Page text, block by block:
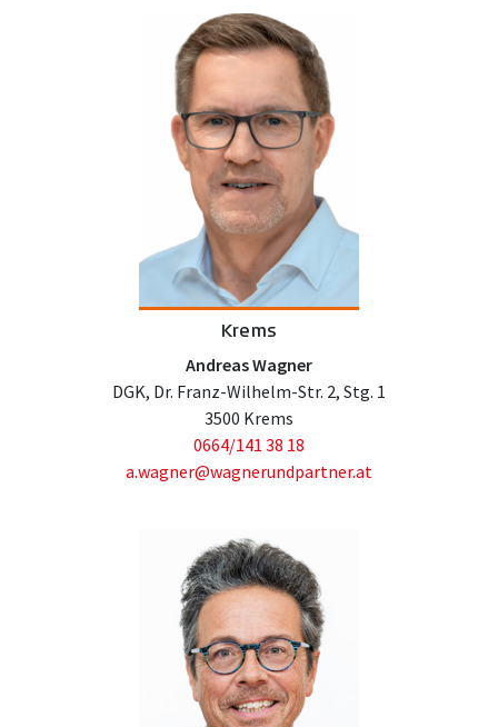
Krems
Andreas Wagner
DGK, Dr. Franz-Wilhelm-Str. 2, Stg. 1
3500 Krems
0664/141 38 18
a.wagner@wagnerundpartner.at